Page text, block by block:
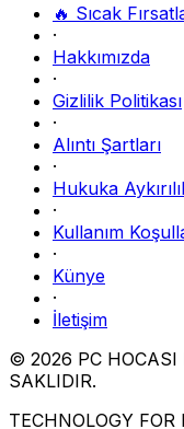
🔥 Sıcak
·
Hakkımızda
·
Gizlilik Politikası
·
Alıntı Şartları
·
Hukuka
·
Kullanım
·
Künye
·
İletişim
© 2026 PC HOCASI
SAKLIDIR.
TECHNOLOGY